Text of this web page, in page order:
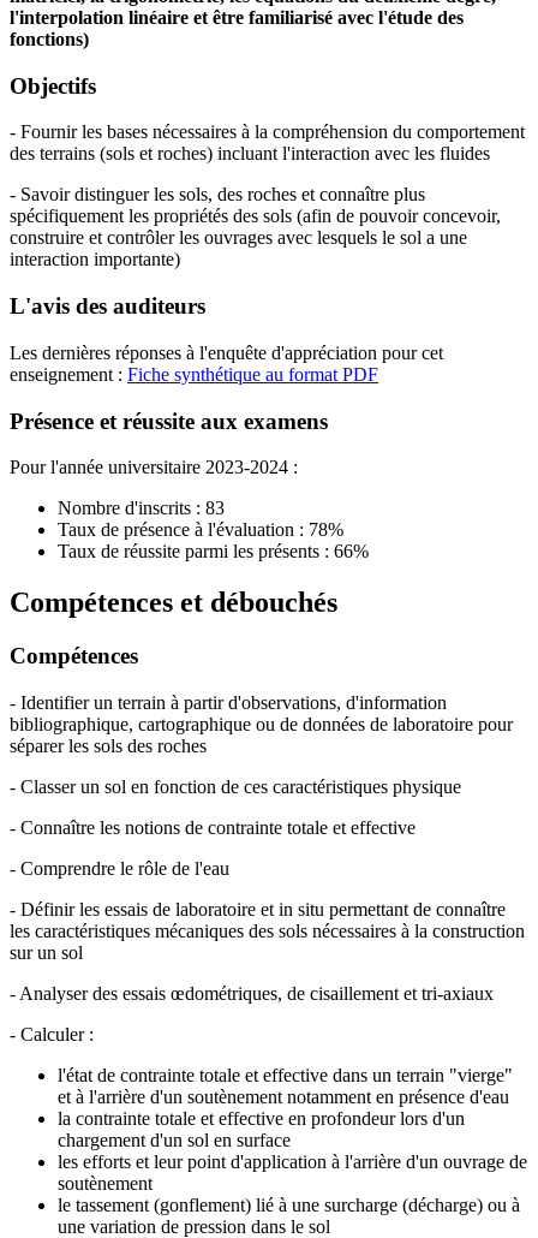
l'interpolation linéaire et être familiarisé avec l'étude des
fonctions)
Objectifs
- Fournir les bases nécessaires à la compréhension du comportement
des terrains (sols et roches) incluant l'interaction avec les fluides
- Savoir distinguer les sols, des roches et connaître plus
spécifiquement les propriétés des sols (afin de pouvoir concevoir,
construire et contrôler les ouvrages avec lesquels le sol a une
interaction importante)
L'avis des auditeurs
Les dernières réponses à l'enquête d'appréciation pour cet
enseignement : Fiche synthétique au format PDF
Présence et réussite aux examens
Pour l'année universitaire 2023-2024 :
Nombre d'inscrits : 83
Taux de présence à l'évaluation : 78%
Taux de réussite parmi les présents : 66%
Compétences et débouchés
Compétences
- Identifier un terrain à partir d'observations, d'information
bibliographique, cartographique ou de données de laboratoire pour
séparer les sols des roches
- Classer un sol en fonction de ces caractéristiques physique
- Connaître les notions de contrainte totale et effective
- Comprendre le rôle de l'eau
- Définir les essais de laboratoire et in situ permettant de connaître
les caractéristiques mécaniques des sols nécessaires à la construction
sur un sol
- Analyser des essais œdométriques, de cisaillement et tri-axiaux
- Calculer :
l'état de contrainte totale et effective dans un terrain "vierge"
et à l'arrière d'un soutènement notamment en présence d'eau
la contrainte totale et effective en profondeur lors d'un
chargement d'un sol en surface
les efforts et leur point d'application à l'arrière d'un ouvrage de
soutènement
le tassement (gonflement) lié à une surcharge (décharge) ou à
une variation de pression dans le sol